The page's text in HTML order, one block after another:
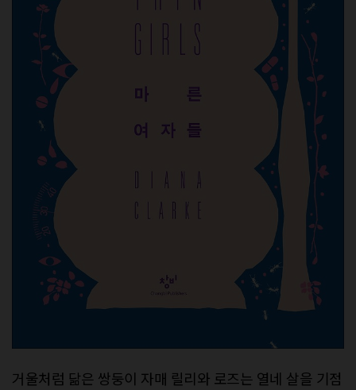
거울처럼 닮은 쌍둥이 자매 릴리와 로즈는 열네 살을 기점